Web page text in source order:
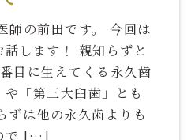
師の前田です。 今回は
します！ 親知らずと
目に生えてくる永久歯
「第三大臼歯」とも
ずは他の永久歯よりも
で […]